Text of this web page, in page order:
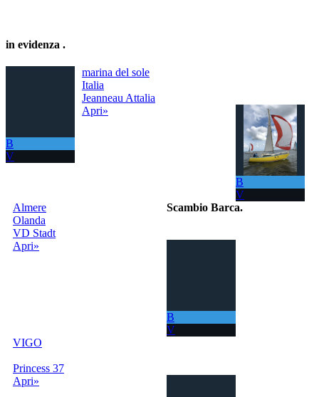
in evidenza .
B
V
marina del sole
Italia
Jeanneau Attalia
Apri»
B
V
Almere
Olanda
VD Stadt
Apri»
B
V
VIGO
Princess 37
Apri»
Scambio Barca.